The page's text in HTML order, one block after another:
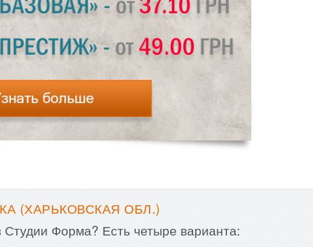
(ХАРЬКОВСКАЯ ОБЛ.)
Форма? Есть четыре варианта: